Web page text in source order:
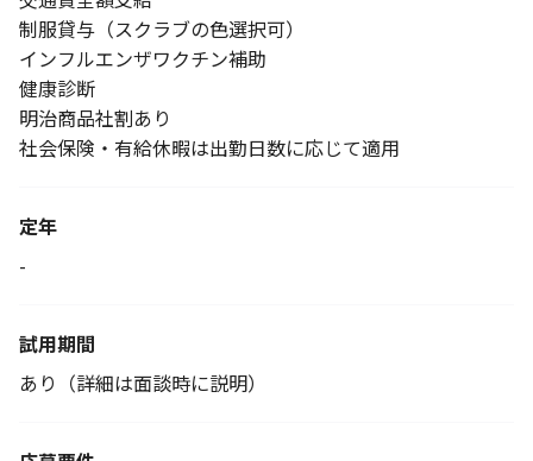
制服貸与（スクラブの色選択可）
インフルエンザワクチン補助
健康診断
明治商品社割あり
社会保険・有給休暇は出勤日数に応じて適用
定年
-
試用期間
あり（詳細は面談時に説明）